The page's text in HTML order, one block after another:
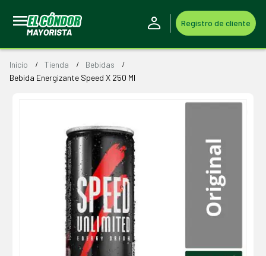
Registro de cliente
Inicio Tienda
Bebidas
Bebida Energizante Speed X 250 Ml